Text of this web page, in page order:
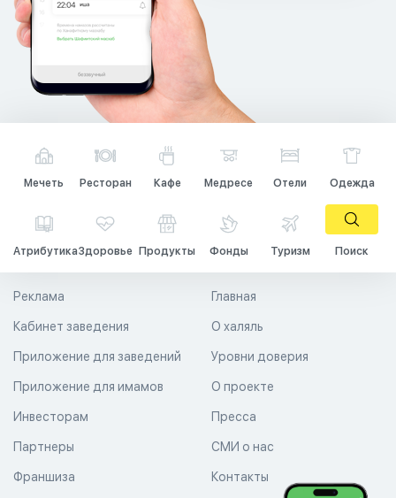
Мечеть Ресторан Кафе Медресе Отели Одежда
АтрибутикаЗдоровье Продукты Фонды Туризм Поиск
Главная
О халяль
Уровни доверия
Реклама
Кабинет заведения
Приложение для заведений
Приложение для имамов О проекте
Пресса
СМИ о нас
Контакты
Инвесторам
Партнеры
Франшиза